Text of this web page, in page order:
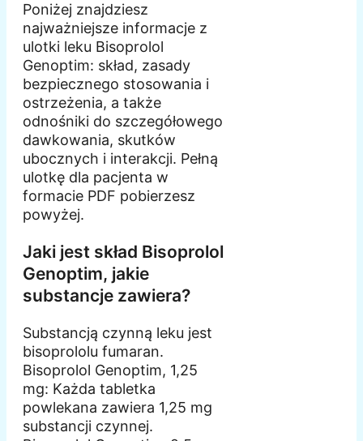
Poniżej znajdziesz
najważniejsze informacje z
ulotki leku Bisoprolol
Genoptim: skład, zasady
bezpiecznego stosowania i
ostrzeżenia, a także
odnośniki do szczegółowego
dawkowania, skutków
ubocznych i interakcji. Pełną
ulotkę dla pacjenta w
formacie PDF pobierzesz
powyżej.
Jaki jest skład Bisoprolol
Genoptim, jakie
substancje zawiera?
Substancją czynną leku jest
bisoprololu fumaran.
Bisoprolol Genoptim, 1,25
mg: Każda tabletka
powlekana zawiera 1,25 mg
substancji czynnej.